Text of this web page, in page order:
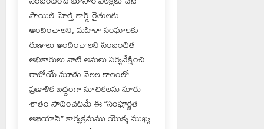
సాయిల్ హెల్త్ కార్డ్ రైతులకు
అందించాలని, మహిళా సంఘాలకు
రుణాలు అందించాలని సంబందిత
అధికారులు వాటి అమలు పర్యవేక్షించి
రాబోయే మూడు నెలల కాలంలో
ప్రణాళిక బద్దంగా సూచికలను నూరు
శాతం సాదించటమే ఈ “సంపూర్ణత
అభియాన్” కార్యక్రమము యొక్క ముఖ్య